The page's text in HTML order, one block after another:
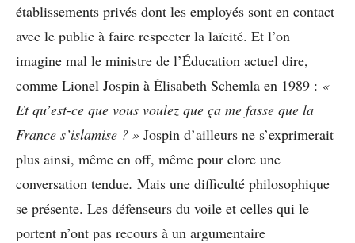
établissements privés dont les employés sont en contact
avec le public à faire respecter la laïcité. Et l’on
imagine mal le ministre de l’Éducation actuel dire,
comme Lionel Jospin à Élisabeth Schemla en 1989 : «
Et qu’est-ce que vous voulez que ça me fasse que la
France s’islamise ? » Jospin d’ailleurs ne s’exprimerait
plus ainsi, même en off, même pour clore une
conversation tendue. Mais une difficulté philosophique
se présente. Les défenseurs du voile et celles qui le
portent n’ont pas recours à un argumentaire